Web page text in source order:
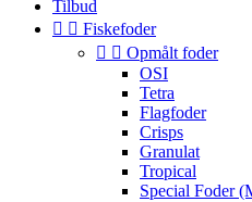
Tilbud
  Fiskefoder
  Opmålt foder
OSI
Tetra
Flagfoder
Crisps
Granulat
Tropical
Special Foder